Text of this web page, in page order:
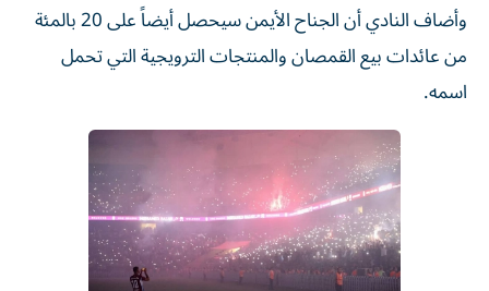
وأضاف النادي أن الجناح الأيمن سيحصل أيضاً على 20 بالمئة
من عائدات بيع القمصان والمنتجات الترويجية التي تحمل
اسمه.